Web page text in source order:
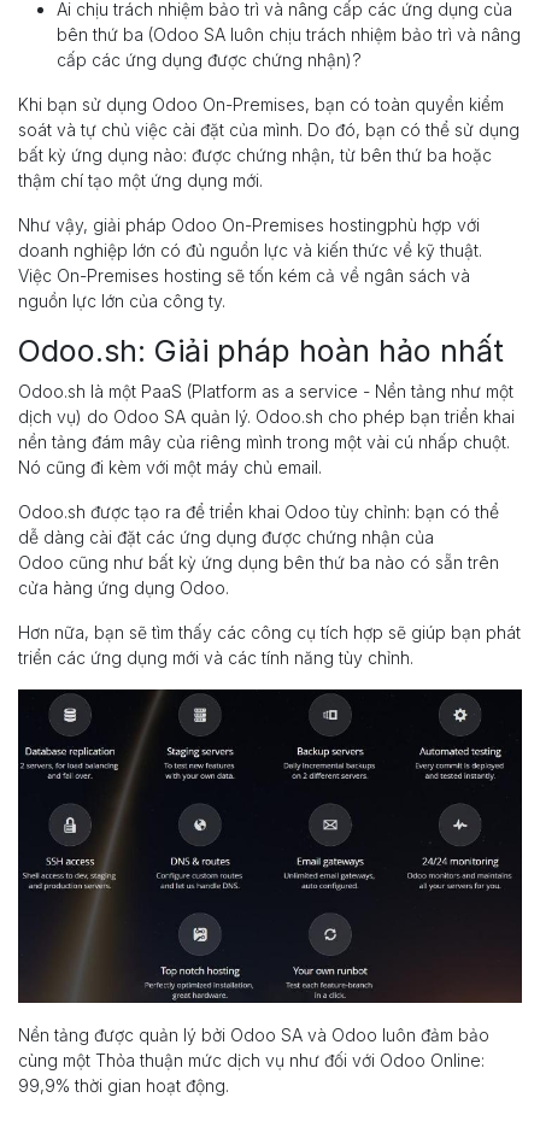
Ai chịu trách nhiệm bảo trì và nâng cấp các ứng dụng của
bên thứ ba (Odoo SA luôn chịu trách nhiệm bảo trì và nâng
cấp các ứng dụng được chứng nhận)?
Khi bạn sử dụng Odoo On-Premises, bạn có toàn quyền kiểm
soát và tự chủ việc cài đặt của mình. Do đó, bạn có thể sử dụng
bất kỳ ứng dụng nào: được chứng nhận, từ bên thứ ba hoặc
thậm chí tạo một ứng dụng mới.
Như vậy, giải pháp Odoo On-Premises hostingphù hợp với
doanh nghiệp lớn có đủ nguồn lực và kiến thức về kỹ thuật.
Việc On-Premises hosting sẽ tốn kém cả về ngân sách và
nguồn lực lớn của công ty.
Odoo.sh: Giải pháp hoàn hảo nhất
Odoo.sh là một PaaS (Platform as a service - Nền tảng như một
dịch vụ) do Odoo SA quản lý. Odoo.sh cho phép bạn triển khai
nền tảng đám mây của riêng mình trong một vài cú nhấp chuột.
Nó cũng đi kèm với một máy chủ email.
Odoo.sh được tạo ra để triển khai Odoo tùy chỉnh: bạn có thể
dễ dàng cài đặt các ứng dụng được chứng nhận của
Odoo cũng như bất kỳ ứng dụng bên thứ ba nào có sẵn trên
cửa hàng ứng dụng Odoo.
Hơn nữa, bạn sẽ tìm thấy các công cụ tích hợp sẽ giúp bạn phát
triển các ứng dụng mới và các tính năng tùy chỉnh.
Nền tảng được quản lý bởi Odoo SA và Odoo luôn đảm bảo
cùng một Thỏa thuận mức dịch vụ như đối với Odoo Online:
99,9% thời gian hoạt động.